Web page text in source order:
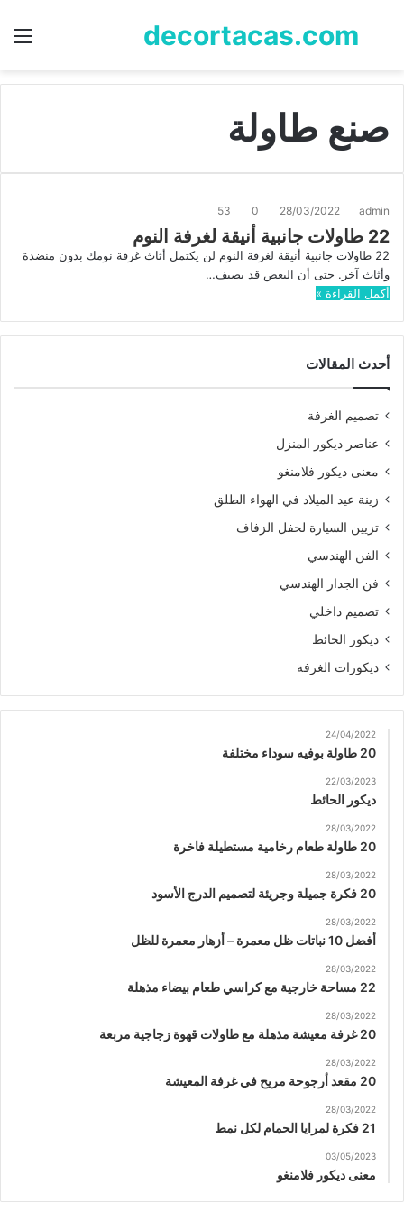
decortacas.com
بحث
صنع طاولة
admin
28/03/2022
0
53
22 طاولات جانبية أنيقة لغرفة النوم
22 طاولات جانبية أنيقة لغرفة النوم لن يكتمل أثاث غرفة نومك بدون منضدة
وأثاث آخر. حتى أن البعض قد يضيف…
أكمل القراءة »
أحدث المقالات
تصميم الغرفة
عناصر ديكور المنزل
معنى ديكور فلامنغو
زينة عيد الميلاد في الهواء الطلق
تزيين السيارة لحفل الزفاف
الفن الهندسي
فن الجدار الهندسي
تصميم داخلي
ديكور الحائط
ديكورات الغرفة
24/04/2022
20 طاولة بوفيه سوداء مختلفة
22/03/2023
ديكور الحائط
28/03/2022
20 طاولة طعام رخامية مستطيلة فاخرة
28/03/2022
20 فكرة جميلة وجريئة لتصميم الدرج الأسود
28/03/2022
أفضل 10 نباتات ظل معمرة – أزهار معمرة للظل
28/03/2022
22 مساحة خارجية مع كراسي طعام بيضاء مذهلة
28/03/2022
20 غرفة معيشة مذهلة مع طاولات قهوة زجاجية مربعة
28/03/2022
20 مقعد أرجوحة مريح في غرفة المعيشة
28/03/2022
21 فكرة لمرايا الحمام لكل نمط
03/05/2023
معنى ديكور فلامنغو